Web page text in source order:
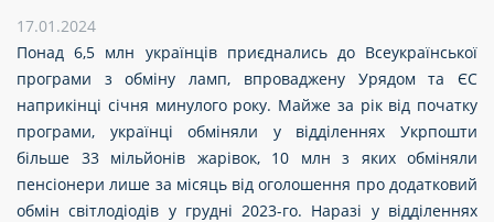
Для бізнесу
17.01.2024
Понад 6,5 млн українців приєднались до Всеукраїнської
програми з обміну ламп, впроваджену Урядом та ЄС
наприкінці січня минулого року. Майже за рік від початку
програми, українці обміняли у відділеннях Укрпошти
більше 33 мільйонів жарівок, 10 млн з яких обміняли
пенсіонери лише за місяць від оголошення про додатковий
обмін світлодіодів у грудні 2023-го. Наразі у відділеннях